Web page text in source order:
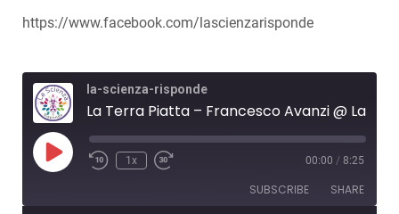
https://www.facebook.com/lascienzarisponde
la-scienza-risponde
1x 00:00 / 8:25
SUBSCRIBE SHARE